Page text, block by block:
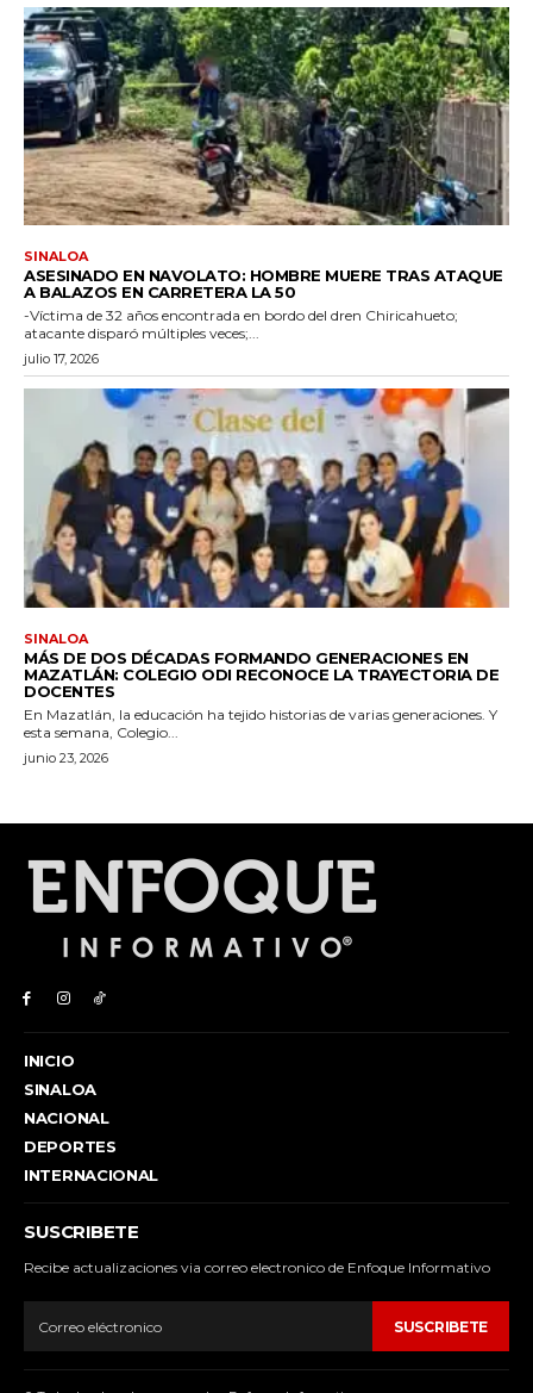
INICIO
SINALOA
NACIONAL
DEPORTES
INTERNACIONAL
SUSCRIBETE
Recibe actualizaciones via correo electronico de Enfoque Informativo
SUSCRIBETE